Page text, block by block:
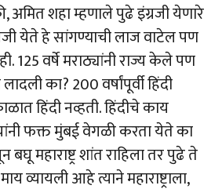
अमित शहा म्हणाले पुढे इंग्रजी येणारे
येते हे सांगण्याची लाज वाटेल पण
125 वर्षे मराठ्यांनी राज्य केले पण
का? 200 वर्षांपूर्वी हिंदी
हिंदी नव्हती. हिंदीचे काय
फक्त मुंबई वेगळी करता येते का
बघू महाराष्ट्र शांत राहिला तर पुढे ते
व्यायली आहे त्याने महाराष्ट्राला,